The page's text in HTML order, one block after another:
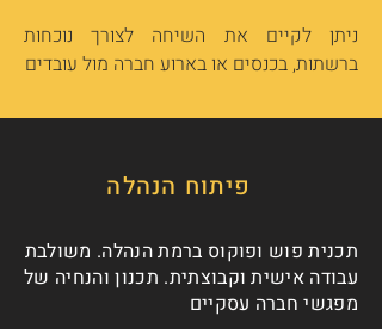
ניתן לקיים את השיחה לצורך נוכחות
ברשתות, בכנסים או בארוע חברה מול עובדים
פיתוח הנהלה
תכנית פוש ופוקוס ברמת הנהלה. משולבת
עבודה אישית וקבוצתית. תכנון והנחיה של
מפגשי חברה עסקיים